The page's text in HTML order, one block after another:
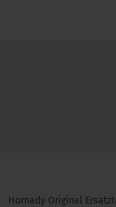
Hornady Original